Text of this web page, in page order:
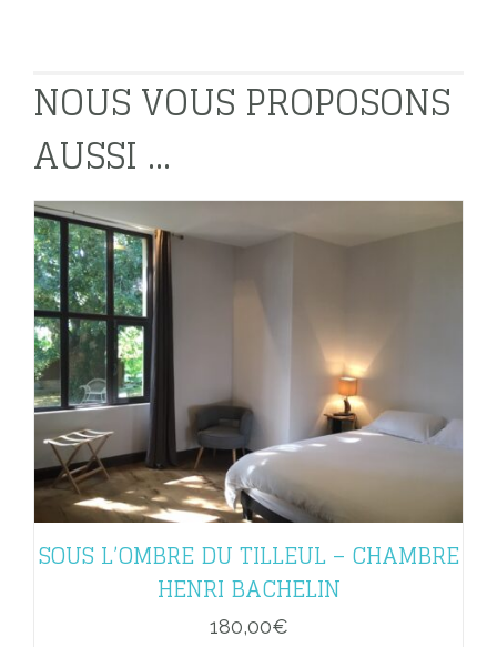
NOUS VOUS PROPOSONS
AUSSI ...
SOUS L’OMBRE DU TILLEUL – CHAMBRE
HENRI BACHELIN
180,00€